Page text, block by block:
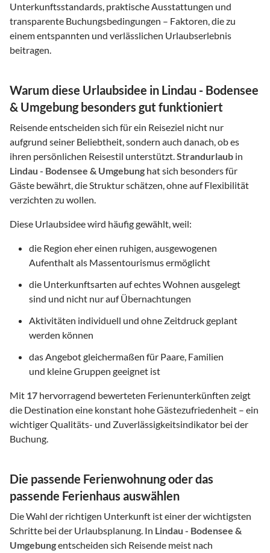
Unterkunftsstandards, praktische Ausstattungen und
transparente Buchungsbedingungen – Faktoren, die zu
einem entspannten und verlässlichen Urlaubserlebnis
beitragen.
Warum diese Urlaubsidee in Lindau - Bodensee
& Umgebung besonders gut funktioniert
Reisende entscheiden sich für ein Reiseziel nicht nur
aufgrund seiner Beliebtheit, sondern auch danach, ob es
ihren persönlichen Reisestil unterstützt.Strandurlaub in
Lindau - Bodensee & Umgebung hat sich besonders für
Gäste bewährt, die Struktur schätzen, ohne auf Flexibilität
verzichten zu wollen.
Diese Urlaubsidee wird häufig gewählt, weil:
die Region eher einen ruhigen, ausgewogenen
Aufenthalt als Massentourismus ermöglicht
die Unterkunftsarten auf echtes Wohnen ausgelegt
sind und nicht nur auf Übernachtungen
Aktivitäten individuell und ohne Zeitdruck geplant
werden können
das Angebot gleichermaßen für Paare, Familien
und kleine Gruppen geeignet ist
Mit 17 hervorragend bewerteten Ferienunterkünften zeigt
die Destination eine konstant hohe Gästezufriedenheit – ein
wichtiger Qualitäts- und Zuverlässigkeitsindikator bei der
Buchung.
Die passende Ferienwohnung oder das
passende Ferienhaus auswählen
Die Wahl der richtigen Unterkunft ist einer der wichtigsten
Schritte bei der Urlaubsplanung. In Lindau - Bodensee &
Umgebungentscheiden sich Reisende meist nach